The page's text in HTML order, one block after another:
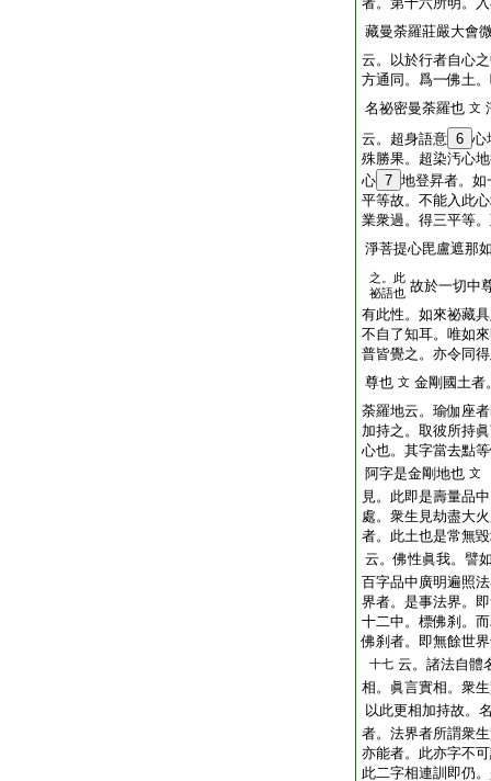
藏曼荼羅莊嚴大會
云。以於行者自心
方通同。爲一佛土
名祕密曼荼羅也 文
云。超身語意 6 心
殊勝果。超染汚心
心 7 地登昇者。如
平等故。不能入此
業衆過。得三平等
淨菩提心毘盧遮那
之。此
祕語也 故於一切中
有此性。如來祕藏
不自了知耳。唯如
普皆覺之。亦令同
尊也 文 金剛國土者
荼羅地云。瑜伽座
加持之。取彼所持
心也。其字當去點
阿字是金剛地也 文
見。此即是壽量品
處。衆生見劫盡大
者。此土也是常無
云。佛性眞我。譬
百字品中廣明遍照
界者。是事法界。
十二中。標佛刹。
佛刹者。即無餘世
十七 云。諸法自體
相。眞言實相。衆
以此更相加持故。
者。法界者所謂衆
亦能者。此亦字不
此二字相連訓 即仍